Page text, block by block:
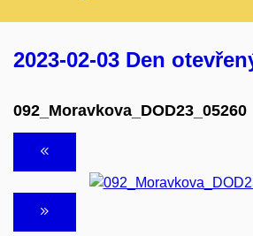
2023-02-03 Den
092_Moravkova_DOD23_05260